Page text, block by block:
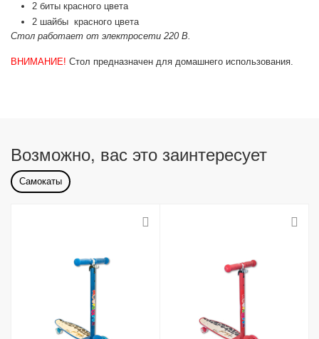
2 биты красного цвета
2 шайбы красного цвета
Стол работает от электросети 220 В.
ВНИМАНИЕ! Стол предназначен для домашнего использования.
Возможно, вас это заинтересует
Самокаты